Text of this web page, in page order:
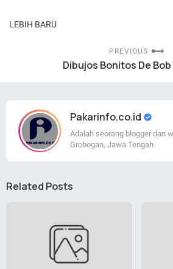
LEBIH BARU
PREVIOUS
Dibujos Bonitos De
Pakarinfo.co.id
Adalah seorang blogger dan
Grobogan, Jawa Tengah
Related Posts